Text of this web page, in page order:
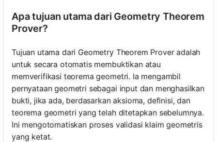
Apa tujuan utama dari Geometry Theorem
Prover?
Tujuan utama dari Geometry Theorem Prover adalah
untuk secara otomatis membuktikan atau
memverifikasi teorema geometri. Ia mengambil
pernyataan geometri sebagai input dan menghasilkan
bukti, jika ada, berdasarkan aksioma, definisi, dan
teorema geometri yang telah ditetapkan sebelumnya.
Ini mengotomatiskan proses validasi klaim geometris
yang ketat.